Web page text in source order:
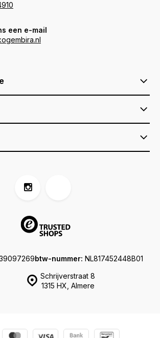
een e-mail
Schrijverstraat 8
1315 HX, Almere
btw-nummer: NL817452448B01